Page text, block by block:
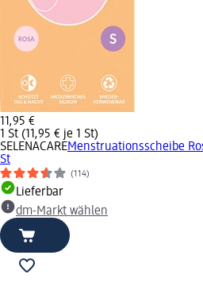
11,95 €
1 St (11,95 € je 1 St)
SELENACAREMenstruationsscheibe
St
(114)
Lieferbar
dm-Markt wählen